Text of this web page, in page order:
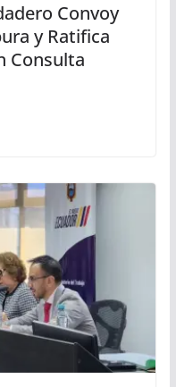
Convoy
y Ratifica
Consulta